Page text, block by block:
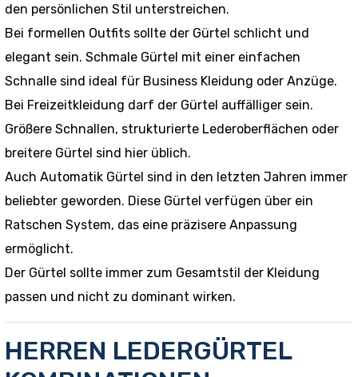
den persönlichen Stil unterstreichen.
Bei formellen Outfits sollte der Gürtel schlicht und
elegant sein. Schmale Gürtel mit einer einfachen
Schnalle sind ideal für Business Kleidung oder Anzüge.
Bei Freizeitkleidung darf der Gürtel auffälliger sein.
Größere Schnallen, strukturierte Lederoberflächen oder
breitere Gürtel sind hier üblich.
Auch Automatik Gürtel sind in den letzten Jahren immer
beliebter geworden. Diese Gürtel verfügen über ein
Ratschen System, das eine präzisere Anpassung
ermöglicht.
Der Gürtel sollte immer zum Gesamtstil der Kleidung
passen und nicht zu dominant wirken.
HERREN LEDERGÜRTEL